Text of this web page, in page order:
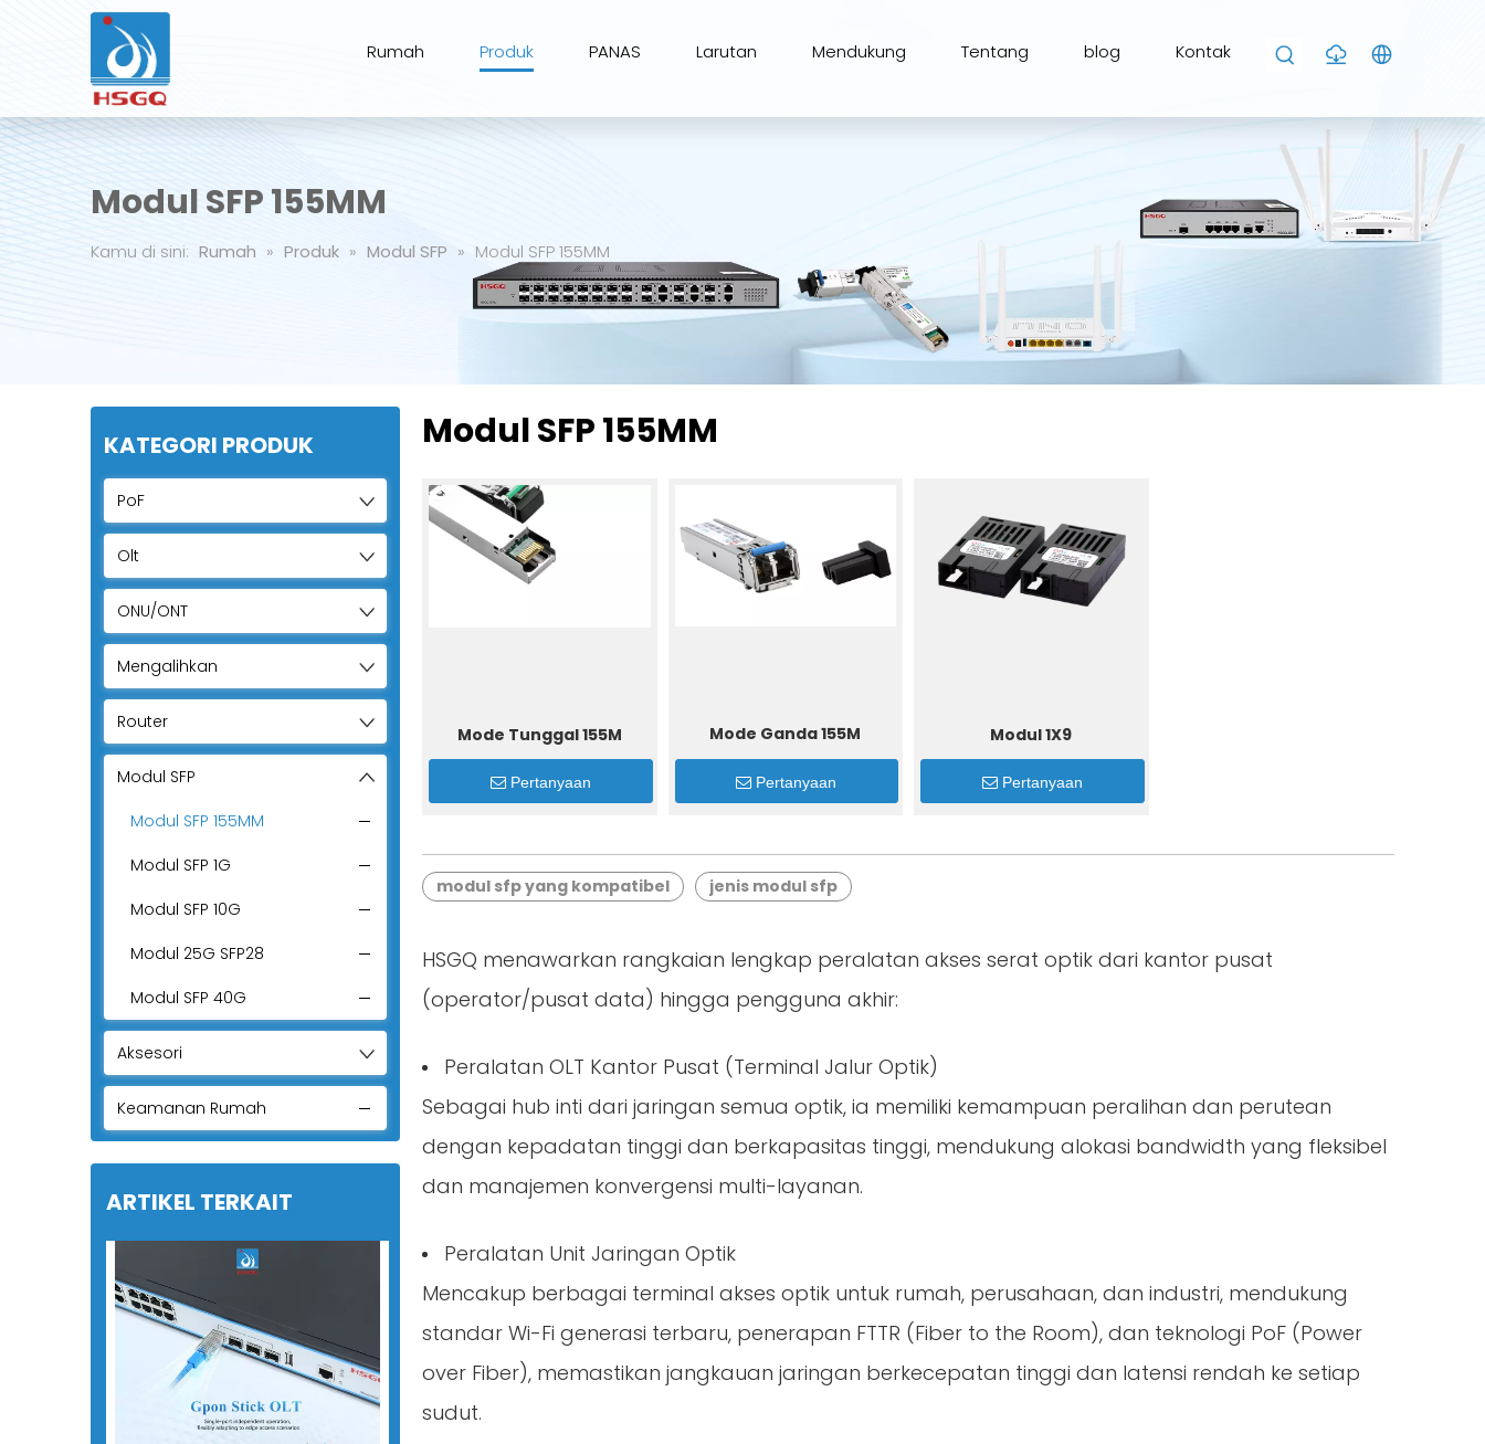
Rumah Produk PANAS Larutan Mendukung Tentang blog Kontak
Modul SFP 155MM
Kamu di sini: Rumah » Produk » Modul SFP » Modul SFP 155MM
KATEGORI PRODUK
PoF
Olt
ONU/ONT
Mengalihkan
Router
Modul SFP
Modul SFP 155MM
Modul SFP 1G
Modul SFP 10G
Modul 25G SFP28
Modul SFP 40G
Modul 100G SFP
Modul QSFP 400g
Modul SFP 800g
Aksesori
Keamanan Rumah
ARTIKEL TERKAIT
Modul SFP 155MM
Mode Tunggal 155M
Pertanyaan
Mode Ganda 155M
Pertanyaan
Modul 1X9
Pertanyaan
modul sfp yang kompatibel jenis modul sfp
HSGQ menawarkan rangkaian lengkap peralatan akses serat optik dari kantor pusat
(operator/pusat data) hingga pengguna akhir:
Peralatan OLT Kantor Pusat (Terminal Jalur Optik)
Sebagai hub inti dari jaringan semua optik, ia memiliki kemampuan peralihan dan perutean
dengan kepadatan tinggi dan berkapasitas tinggi, mendukung alokasi bandwidth yang fleksibel
dan manajemen konvergensi multi-layanan.
Peralatan Unit Jaringan Optik
Mencakup berbagai terminal akses optik untuk rumah, perusahaan, dan industri, mendukung
standar Wi-Fi generasi terbaru, penerapan FTTR (Fiber to the Room), dan teknologi PoF (Power
over Fiber), memastikan jangkauan jaringan berkecepatan tinggi dan latensi rendah ke setiap
sudut.